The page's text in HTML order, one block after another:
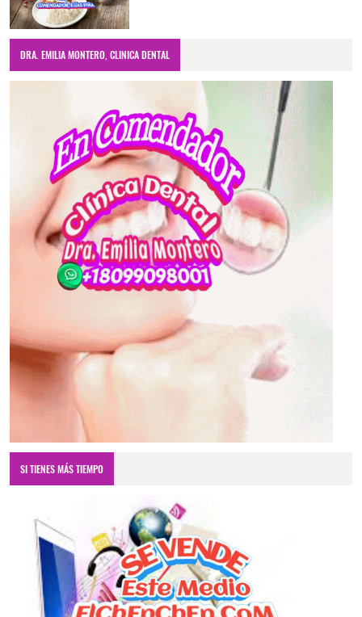
DRA. EMILIA MONTERO, CLINICA DENTAL
SI TIENES MÁS TIEMPO